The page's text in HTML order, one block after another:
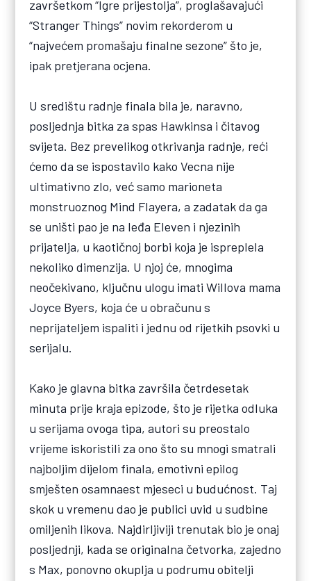
završetkom “Igre prijestolja”, proglašavajući
“Stranger Things” novim rekorderom u
“najvećem promašaju finalne sezone” što je,
ipak pretjerana ocjena.
U središtu radnje finala bila je, naravno,
posljednja bitka za spas Hawkinsa i čitavog
svijeta. Bez prevelikog otkrivanja radnje, reći
ćemo da se ispostavilo kako Vecna nije
ultimativno zlo, već samo marioneta
monstruoznog Mind Flayera, a zadatak da ga
se uništi pao je na leđa Eleven i njezinih
prijatelja, u kaotičnoj borbi koja je ispreplela
nekoliko dimenzija. U njoj će, mnogima
neočekivano, ključnu ulogu imati Willova mama
Joyce Byers, koja će u obračunu s
neprijateljem ispaliti i jednu od rijetkih psovki u
serijalu.
Kako je glavna bitka završila četrdesetak
minuta prije kraja epizode, što je rijetka odluka
u serijama ovoga tipa, autori su preostalo
vrijeme iskoristili za ono što su mnogi smatrali
najboljim dijelom finala, emotivni epilog
smješten osamnaest mjeseci u budućnost. Taj
skok u vremenu dao je publici uvid u sudbine
omiljenih likova. Najdirljiviji trenutak bio je onaj
posljednji, kada se originalna četvorka, zajedno
s Max, ponovno okuplja u podrumu obitelji